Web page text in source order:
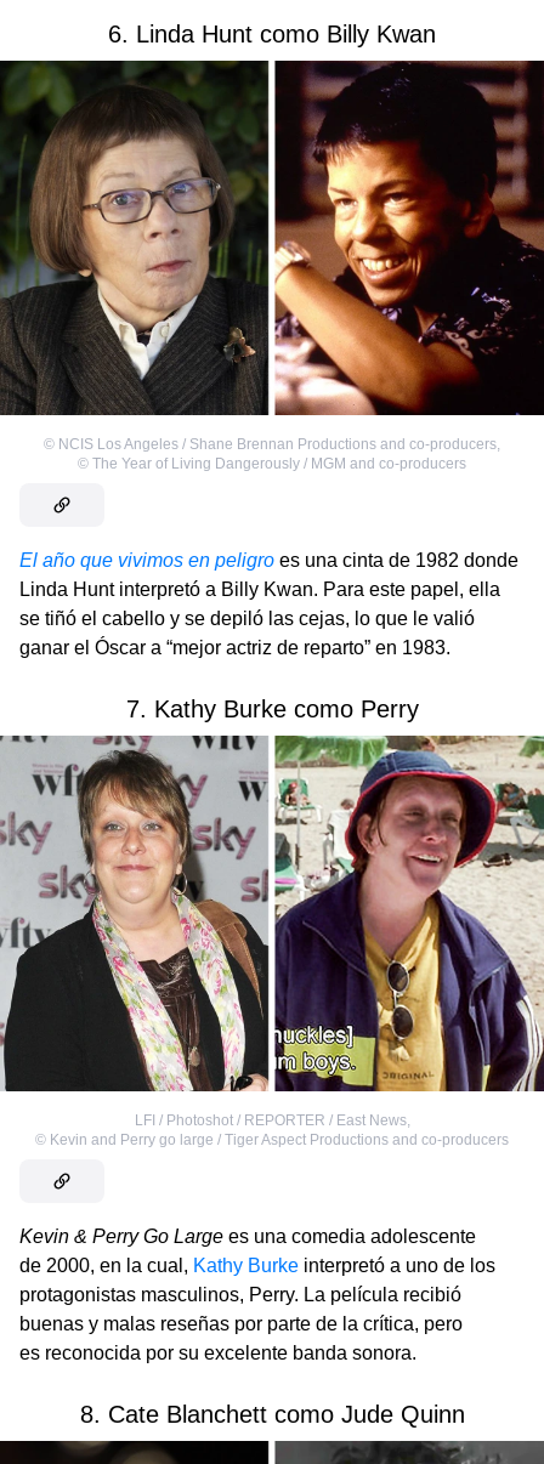
6. Linda Hunt como Billy Kwan
© NCIS Los Angeles / Shane Brennan Productions and co-producers,
© The Year of Living Dangerously / MGM and co-producers
El año que vivimos en peligro es una cinta de 1982 donde
Linda Hunt interpretó a Billy Kwan. Para este papel, ella
se tiñó el cabello y se depiló las cejas, lo que le valió
ganar el Óscar a “mejor actriz de reparto” en 1983.
7. Kathy Burke como Perry
LFI / Photoshot / REPORTER / East News,
© Kevin and Perry go large / Tiger Aspect Productions and co-producers
Kevin & Perry Go Large es una comedia adolescente
de 2000, en la cual, Kathy Burke interpretó a uno de los
protagonistas masculinos, Perry. La película recibió
buenas y malas reseñas por parte de la crítica, pero
es reconocida por su excelente banda sonora.
8. Cate Blanchett como Jude Quinn